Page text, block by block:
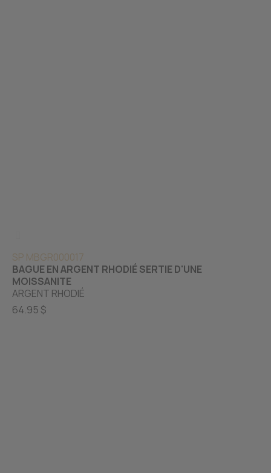
SP MBGR000017
BAGUE EN ARGENT RHODIÉ SERTIE D'UNE
MOISSANITE
ARGENT RHODIÉ
64.95 $